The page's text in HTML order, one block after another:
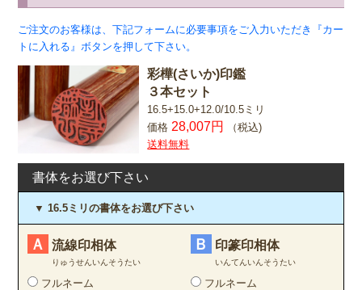
ご注文のお客様は、下記フォームに必要事項をご入力いただき『カー
トに入れる』ボタンを押して下さい。
彩樺(さいか)印鑑
３本セット
16.5+15.0+12.0/10.5ミリ
価格 28,007円
（税込)
送料無料
書体をお選び下さい
▼ 16.5ミリの書体をお選び下さい
Ａ 流線印相体
りゅうせんいんそうたい
フルネーム
Ｂ 印篆印相体
いんてんいんそうたい
フルネーム